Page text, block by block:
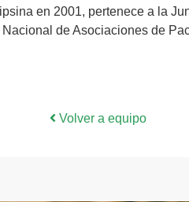
en 2001, pertenece a la
de Asociaciones de
Volver a equipo